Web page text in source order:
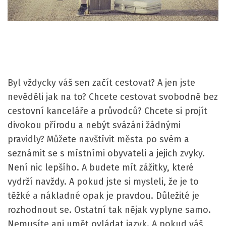
Byl vždycky váš sen začít cestovat? A jen jste
nevěděli jak na to? Chcete cestovat svobodně bez
cestovní kanceláře a průvodců? Chcete si projít
divokou přírodu a nebýt svázáni žádnými
pravidly? Můžete navštívit města po svém a
seznámit se s místními obyvateli a jejich zvyky.
Není nic lepšího. A budete mít zážitky, které
vydrží navždy. A pokud jste si mysleli, že je to
těžké a nákladné opak je pravdou. Důležité je
rozhodnout se. Ostatní tak nějak vyplyne samo.